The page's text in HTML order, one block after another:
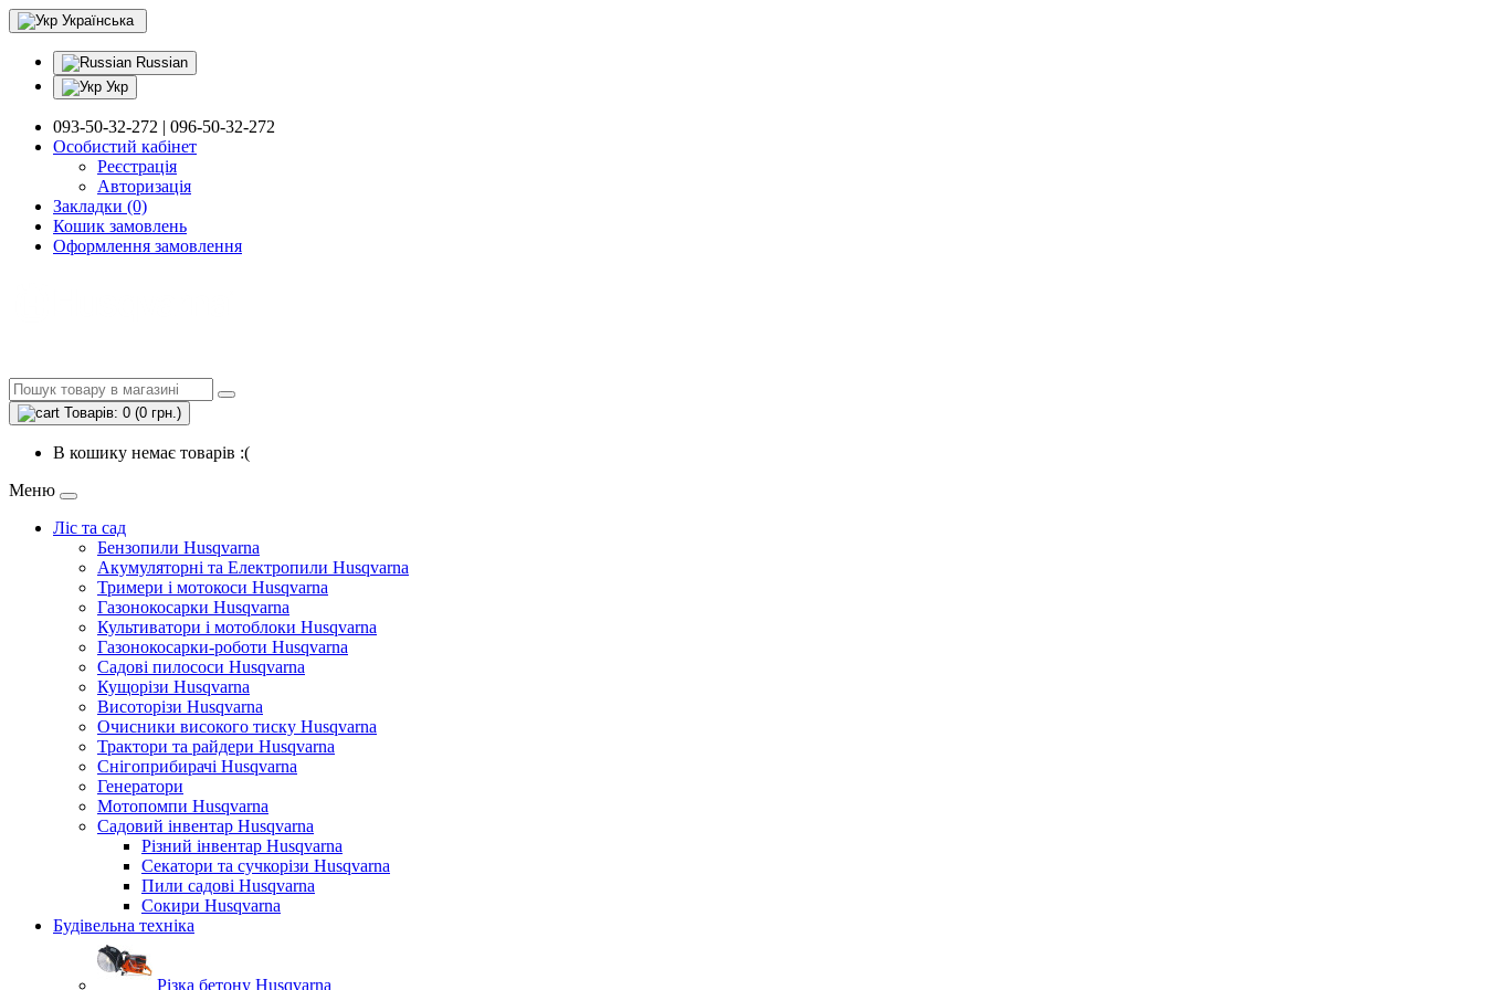
Українська
Russian
Укр
093-50-32-272 | 096-50-32-272
Особистий кабінет
Реєстрація
Авторизація
Закладки (0)
Кошик замовлень
Оформлення замовлення
Товарів: 0 (0 грн.)
В кошику немає товарів :(
Меню
Ліс та сад
Бензопили Husqvarna
Акумуляторні та Електропили Husqvarna
Тримери і мотокоси Husqvarna
Газонокосарки Husqvarna
Культиватори і мотоблоки Husqvarna
Газонокосарки-роботи Husqvarna
Садові пилососи Husqvarna
Кущорізи Husqvarna
Висоторізи Husqvarna
Очисники високого тиску Husqvarna
Трактори та райдери Husqvarna
Снігоприбирачі Husqvarna
Генератори
Мотопомпи Husqvarna
Садовий інвентар Husqvarna
Різний інвентар Husqvarna
Секатори та сучкорізи Husqvarna
Пили садові Husqvarna
Сокири Husqvarna
Будівельна техніка
Різка бетону Husqvarna